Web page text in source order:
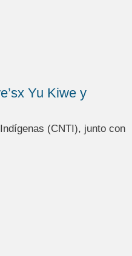
Yu Kiwe y
(CNTI), junto con